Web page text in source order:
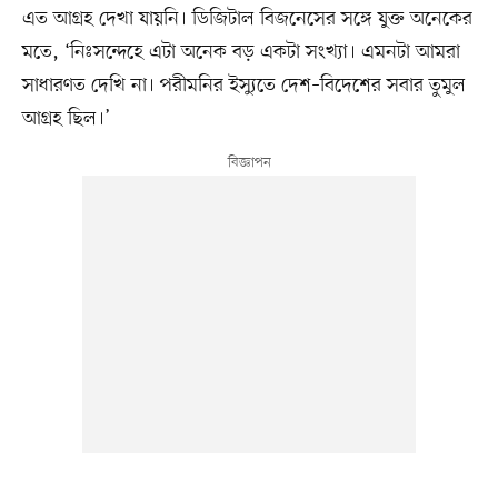
এত আগ্রহ দেখা যায়নি। ডিজিটাল বিজনেসের সঙ্গে যুক্ত অনেকের
মতে, ‘নিঃসন্দেহে এটা অনেক বড় একটা সংখ্যা। এমনটা আমরা
সাধারণত দেখি না। পরীমনির ইস্যুতে দেশ–বিদেশের সবার তুমুল
আগ্রহ ছিল।’